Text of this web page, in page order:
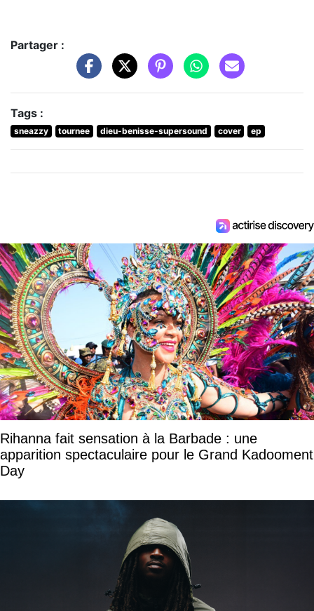
Partager :
Tags :
sneazzy tournee dieu-benisse-supersound cover ep
Rihanna fait sensation à la Barbade : une
apparition spectaculaire pour le Grand Kadooment
Day